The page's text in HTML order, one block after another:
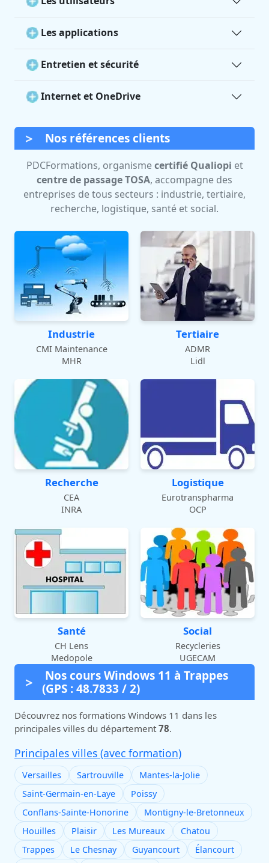
Les applications
Entretien et sécurité
Internet et OneDrive
Nos références clients
PDCFormations, organismecertifié Qualiopi et
centre de passage TOSA, accompagne des
entreprises de tous secteurs : industrie, tertiaire,
recherche, logistique, santé et social.
Industrie
CMI Maintenance
MHR
Tertiaire
ADMR
Lidl
Recherche
CEA
INRA
Logistique
Eurotranspharma
OCP
Santé
CH Lens
Medopole
Social
Recycleries
UGECAM
Nos cours Windows 11 à Trappes
(GPS : 48.7833 / 2)
Découvrez nos formations Windows 11 dans les
principales villes du département 78.
Principales villes (avec formation)
Versailles Sartrouville
Mantes-la-Jolie
Saint-Germain-en-Laye
Poissy
Conflans-Sainte-Honorine
Montigny-le-Bretonneux
Houilles
Plaisir Les Mureaux
Chatou
Trappes
Le Chesnay Guyancourt
Élancourt